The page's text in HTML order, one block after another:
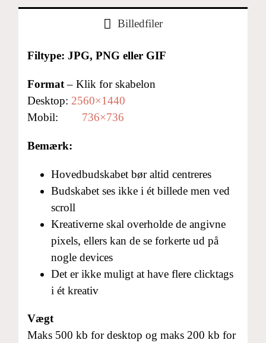
Billedfiler
Filtype: JPG, PNG eller GIF
Format– Klik for skabelon
Desktop: 2560×1440
Mobil: 736×736
Bemærk:
Hovedbudskabet bør altid centreres
Budskabet ses ikke i ét billede men ved
scroll
Kreativerne skal overholde de angivne
pixels, ellers kan de se forkerte ud på
nogle devices
Det er ikke muligt at have flere clicktags
i ét kreativ
Vægt
Maks 500 kb for desktop og maks 200 kb for